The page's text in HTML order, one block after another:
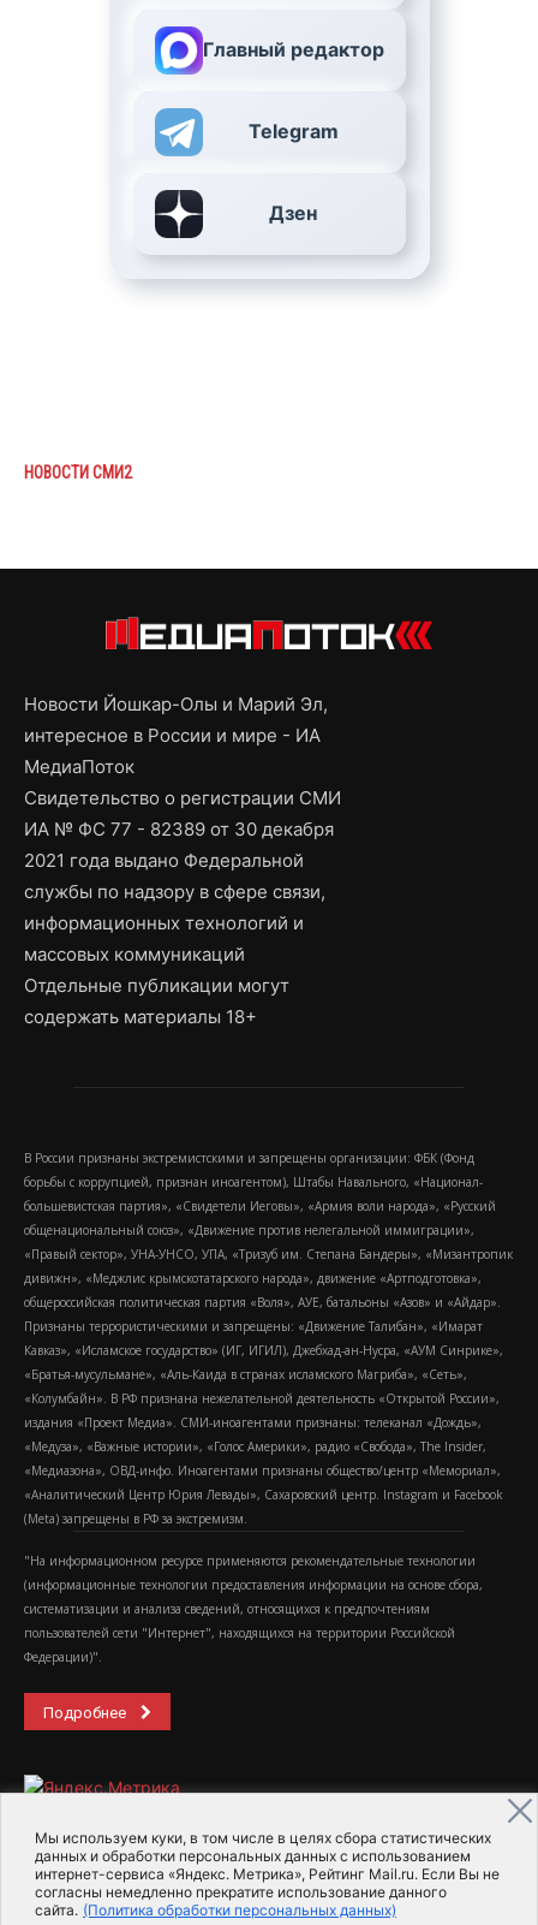
Мы используем куки, в том числе в целях сбора статистических
данных и обработки персональных данных с использованием
интернет-сервиса «Яндекс. Метрика», Рейтинг Mail.ru. Если Вы не
согласны немедленно прекратите использование данного
сайта. (Политика обработки персональных данных)
Главный редактор
Telegram
Дзен
НОВОСТИ СМИ2
Новости Йошкар-Олы и Марий Эл,
интересное в России и мире - ИА
МедиаПоток
Свидетельство о регистрации СМИ
ИА № ФС 77 - 82389 от 30 декабря
2021 года выдано Федеральной
службы по надзору в сфере связи,
информационных технологий и
массовых коммуникаций
Отдельные публикации могут
содержать материалы 18+
В России признаны экстремистскими и запрещены организации: ФБК (Фонд
борьбы с коррупцией, признан иноагентом), Штабы Навального, «Национал-
большевистская партия», «Свидетели Иеговы», «Армия воли народа», «Русский
общенациональный союз», «Движение против нелегальной иммиграции»,
«Правый сектор», УНА-УНСО, УПА, «Тризуб им. Степана Бандеры», «Мизантропик
дивижн», «Меджлис крымскотатарского народа», движение «Артподготовка»,
общероссийская политическая партия «Воля», АУЕ, батальоны «Азов» и «Айдар».
Признаны террористическими и запрещены: «Движение Талибан», «Имарат
Кавказ», «Исламское государство» (ИГ, ИГИЛ), Джебхад-ан-Нусра, «АУМ Синрике»,
«Братья-мусульмане», «Аль-Каида в странах исламского Магриба», «Сеть»,
«Колумбайн». В РФ признана нежелательной деятельность «Открытой России»,
издания «Проект Медиа». СМИ-иноагентами признаны: телеканал «Дождь»,
«Медуза», «Важные истории», «Голос Америки», радио «Свобода», The Insider,
«Медиазона», ОВД-инфо. Иноагентами признаны общество/центр «Мемориал»,
«Аналитический Центр Юрия Левады», Сахаровский центр. Instagram и Facebook
(Metа) запрещены в РФ за экстремизм.
"На информационном ресурсе применяются рекомендательные технологии
(информационные технологии предоставления информации на основе сбора,
систематизации и анализа сведений, относящихся к предпочтениям
пользователей сети "Интернет", находящихся на территории Российской
Федерации)".
Подробнее
2015-2026- Информационное агентство МедиаПоток